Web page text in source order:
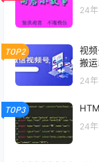
24
TOP2
视
搬
24
TOP3
24